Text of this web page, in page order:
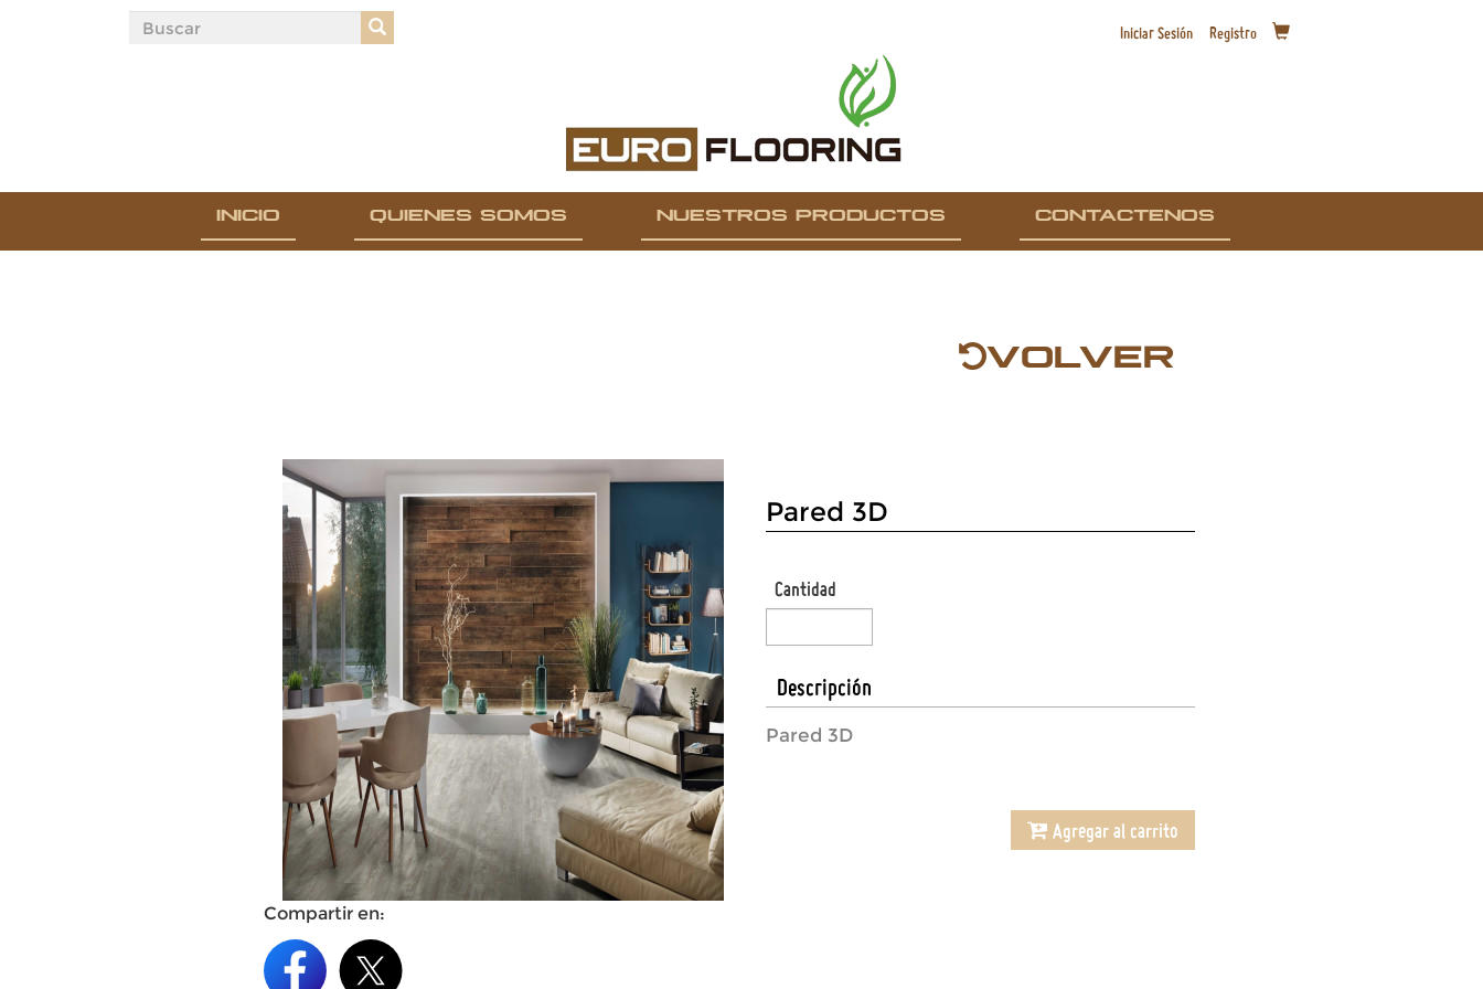
Iniciar Sesión Registro
INICIO QUIENES SOMOS NUESTROS PRODUCTOS CONTACTENOS
VOLVER
Pared 3D
Cantidad
Descripción
Pared 3D
Agregar al carrito
Compartir en: